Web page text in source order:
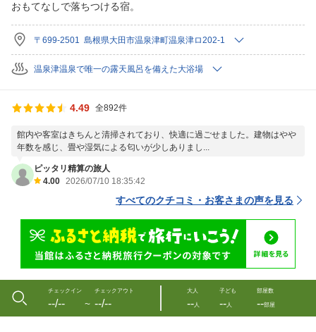
おもてなしで落ちつける宿。
〒699-2501 島根県大田市温泉津町温泉津ロ202-1
温泉津温泉で唯一の露天風呂を備えた大浴場
4.49 全892件
館内や客室はきちんと清掃されており、快適に過ごせました。建物はやや
年数を感じ、畳や湿気による匂いが少しありまし...
ピッタリ精算の旅人
4.00 2026/07/10 18:35:42
すべてのクチコミ・お客さまの声を見る
チェックイン
--/-- 〜
チェックアウト
--/--
大人
--人
子ども
--人
部屋数
--部屋